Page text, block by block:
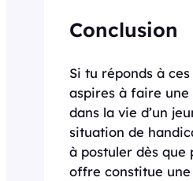
Conclusion
Si tu réponds à
aspires à faire
dans la vie d’un
situation de
à postuler dès que
offre constitue une